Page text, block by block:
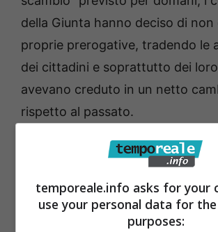
della Giunta hanno deciso di non
proprie prerogative, tradendo le
dei cittadini e soprattutto dei
avevano creduto in un netto
rispetto al passato.
Per questi motivi il Movimento 5
costituirà parte civile anche nel
“Voto di Scambio”; le ultime
temporeale.info asks for your
use your personal data for
purposes: